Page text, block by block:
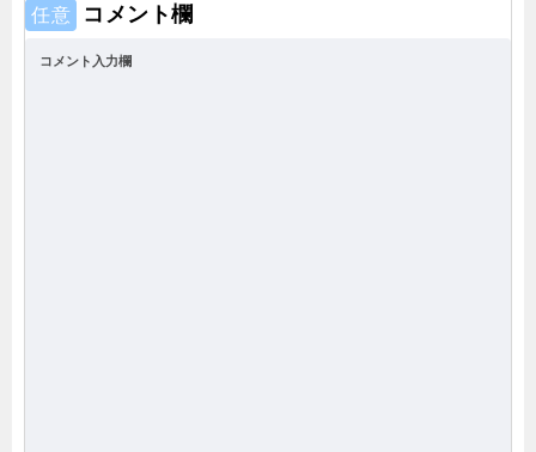
任意 コメント欄